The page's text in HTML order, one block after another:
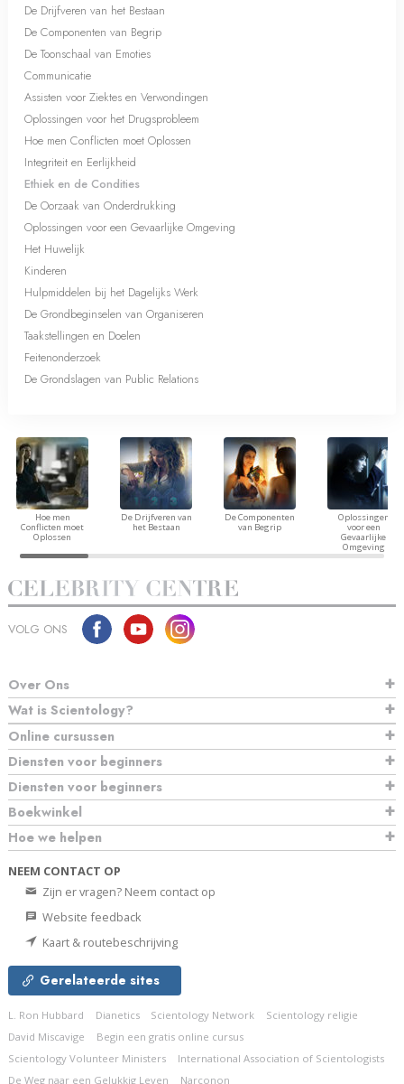
De Drijfveren van het Bestaan
De Componenten van Begrip
De Toonschaal van Emoties
Communicatie
Assisten voor Ziektes en Verwondingen
Oplossingen voor het Drugsprobleem
Hoe men Conflicten moet Oplossen
Integriteit en Eerlijkheid
Ethiek en de Condities
De Oorzaak van Onderdrukking
Oplossingen voor een Gevaarlijke Omgeving
Het Huwelijk
Kinderen
Hulpmiddelen bij het Dagelijks Werk
De Grondbeginselen van Organiseren
Taakstellingen en Doelen
Feitenonderzoek
De Grondslagen van Public Relations
Hoe men
Conflicten moet
Oplossen
De Drijfveren van
het Bestaan
De Componenten
van Begrip
Oplossingen
voor een
Gevaarlijke
Omgeving
VOLG ONS
Over Ons
Wat is Scientology?
Online cursussen
Diensten voor beginners
Diensten voor beginners
Boekwinkel
Hoe we helpen
NEEM CONTACT OP
Zijn er vragen? Neem contact op
Website feedback
Kaart & routebeschrijving
Gerelateerde sites
L. Ron Hubbard Dianetics Scientology Network
Scientology religie
David Miscavige
Begin een gratis online cursus
Scientology Volunteer Ministers
International Association of Scientologists
De Weg naar een Gelukkig Leven
Narconon